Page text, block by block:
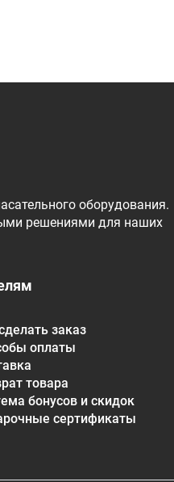
оборудования.
решениями для наших
заказ
оплаты
товара
бонусов и скидок
сертификаты